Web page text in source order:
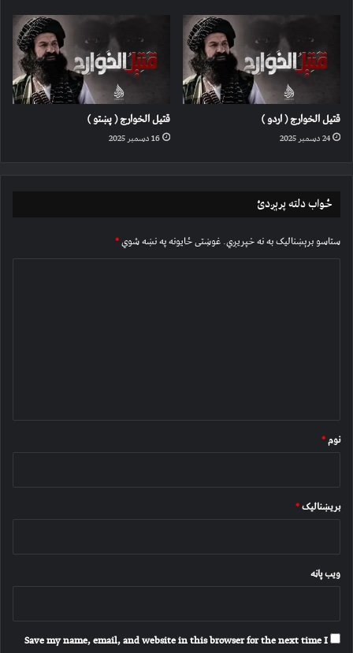
قتیل الخوارج ( اردو )
24 دسمبر 2025
قتیل الخوارج ( پښتو )
16 دسمبر 2025
ځواب دلته پرېږدئ
ستاسو برېښناليک به نه خپريږي.غوښتى ځایونه په نښه شوي*
*
نوم*
بریښنالیک*
ویب پاڼه
Save my name, email, and website in this browser for the next time I